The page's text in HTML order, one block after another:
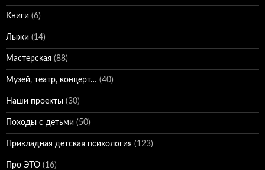
Книги (6)
Лыжи (14)
Мастерская (88)
Музей, театр, концерт… (40)
Наши проекты (30)
Походы с детьми (50)
Прикладная детская психология (123)
Про ЭТО (16)